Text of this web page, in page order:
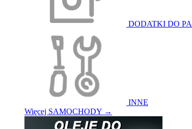
DODATKI DO
INNE
Więcej SAMOCHODY →